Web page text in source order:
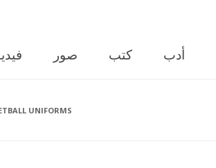
صور كتب أدب
UNIFORMS